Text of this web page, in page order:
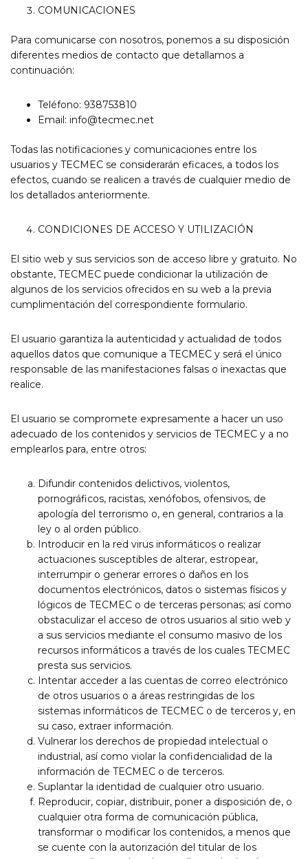
COMUNICACIONES
Para comunicarse con nosotros, ponemos a su disposición
diferentes medios de contacto que detallamos a
continuación:
Teléfono: 938753810
Email: info@tecmec.net
Todas las notificaciones y comunicaciones entre los
usuarios y TECMEC se considerarán eficaces, a todos los
efectos, cuando se realicen a través de cualquier medio de
los detallados anteriormente.
CONDICIONES DE ACCESO Y UTILIZACIÓN
El sitio web y sus servicios son de acceso libre y gratuito. No
obstante, TECMEC puede condicionar la utilización de
algunos de los servicios ofrecidos en su web a la previa
cumplimentación del correspondiente formulario.
El usuario garantiza la autenticidad y actualidad de todos
aquellos datos que comunique a TECMEC y será el único
responsable de las manifestaciones falsas o inexactas que
realice.
El usuario se compromete expresamente a hacer un uso
adecuado de los contenidos y servicios de TECMEC y a no
emplearlos para, entre otros:
Difundir contenidos delictivos, violentos,
pornográficos, racistas, xenófobos, ofensivos, de
apología del terrorismo o, en general, contrarios a la
ley o al orden público.
Introducir en la red virus informáticos o realizar
actuaciones susceptibles de alterar, estropear,
interrumpir o generar errores o daños en los
documentos electrónicos, datos o sistemas físicos y
lógicos de TECMEC o de terceras personas; así como
obstaculizar el acceso de otros usuarios al sitio web y
a sus servicios mediante el consumo masivo de los
recursos informáticos a través de los cuales TECMEC
presta sus servicios.
Intentar acceder a las cuentas de correo electrónico
de otros usuarios o a áreas restringidas de los
sistemas informáticos de TECMEC o de terceros y, en
su caso, extraer información.
Vulnerar los derechos de propiedad intelectual o
industrial, así como violar la confidencialidad de la
información de TECMEC o de terceros.
Suplantar la identidad de cualquier otro usuario.
Reproducir, copiar, distribuir, poner a disposición de, o
cualquier otra forma de comunicación pública,
transformar o modificar los contenidos, a menos que
se cuente con la autorización del titular de los